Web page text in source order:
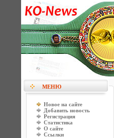
МЕНЮ
Новое на сайте
Добавить новость
Регистрация
Статистика
О сайте
Ссылки